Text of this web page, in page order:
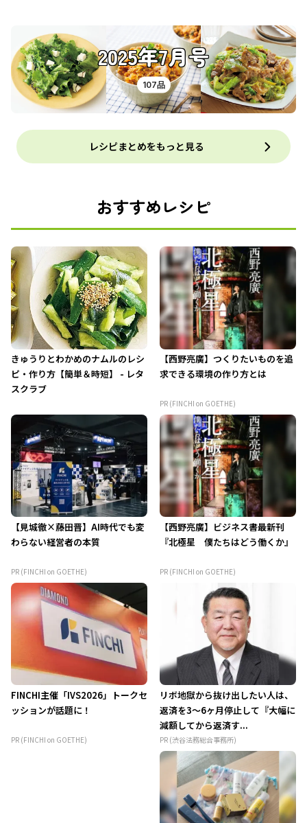
2025年7月号
107品
レシピまとめをもっと見る
おすすめレシピ
きゅうりとわかめのナムルのレシ
ピ・作り方【簡単＆時短】 - レタ
スクラブ
【西野亮廣】つくりたいものを追
求できる環境の作り方とは
PR (FINCHI on GOETHE)
【見城徹×藤田晋】AI時代でも変
わらない経営者の本質
PR (FINCHI on GOETHE)
【西野亮廣】ビジネス書最新刊
『北極星 僕たちはどう働くか』
PR (FINCHI on GOETHE)
FINCHI主催「IVS2026」トークセ
ッションが話題に！
PR (FINCHI on GOETHE)
リボ地獄から抜け出したい人は、
返済を3～6ヶ月停止して『大幅に
減額してから返済す...
PR (渋谷法務総合事務所)